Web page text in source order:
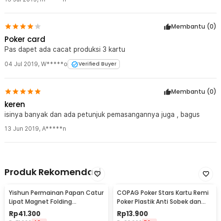
Membantu (0)
Poker card
Pas dapet ada cacat produksi 3 kartu
04 Jul 2019, W*****o Verified Buyer
Membantu (0)
keren
isinya banyak dan ada petunjuk pemasangannya juga , bagus
13 Jun 2019, A*****n
Produk Rekomendasi
Yishun Permainan Papan Catur
Lipat Magnet Folding
Chessboard - YS-B1
Rp41.300
COPAG Poker Stars Kartu Remi
Poker Plastik Anti Sobek dan
Tahan Air
Rp13.900